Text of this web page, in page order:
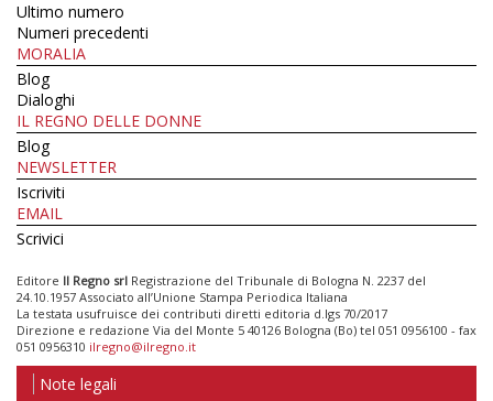
Ultimo numero
Numeri precedenti
MORALIA
Blog
Dialoghi
IL REGNO DELLE DONNE
Blog
NEWSLETTER
Iscriviti
EMAIL
Scrivici
Editore Il Regno srl Registrazione del Tribunale di Bologna N. 2237 del
24.10.1957 Associato all’Unione Stampa Periodica Italiana
La testata usufruisce dei contributi diretti editoria d.lgs 70/2017
Direzione e redazione Via del Monte 5 40126 Bologna (Bo) tel 051 0956100 - fax
051 0956310 ilregno@ilregno.it
Note legali